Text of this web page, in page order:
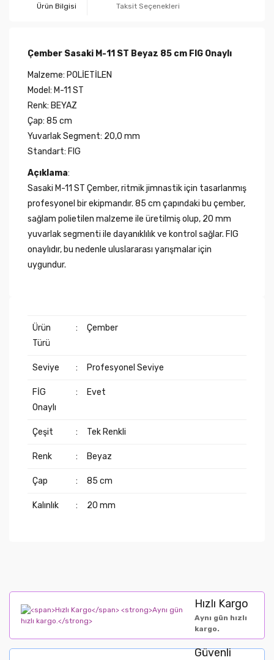
Ürün Bilgisi Taksit Seçenekleri
Çember Sasaki M-11 ST Beyaz 85 cm FIG Onaylı
Malzeme: POLİETİLEN
Model: M-11 ST
Renk: BEYAZ
Çap: 85 cm
Yuvarlak Segment: 20,0 mm
Standart: FIG
Açıklama:
Sasaki M-11 ST Çember, ritmik jimnastik için tasarlanmış
profesyonel bir ekipmandır. 85 cm çapındaki bu çember,
sağlam polietilen malzeme ile üretilmiş olup, 20 mm
yuvarlak segmenti ile dayanıklılık ve kontrol sağlar. FIG
onaylıdır, bu nedenle uluslararası yarışmalar için
uygundur.
Ürün
Türü
: Çember
Seviye : Profesyonel Seviye
FİG
Onaylı
: Evet
Çeşit : Tek Renkli
Renk : Beyaz
Çap : 85 cm
Kalınlık : 20 mm
Hızlı Kargo
Aynı gün hızlı
kargo.
Güvenli